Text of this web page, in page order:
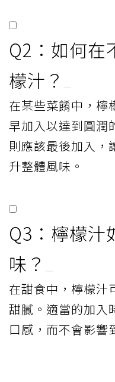
Q2：如何在
檬汁？
在某些菜餚中，檸
早加入以達到圓潤
則應該最後加入，
升整體風味。
Q3：檸檬汁
味？
在甜食中，檸檬汁
甜膩。適當的加入
口感，而不會影響